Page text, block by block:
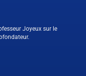
Joyeux sur le